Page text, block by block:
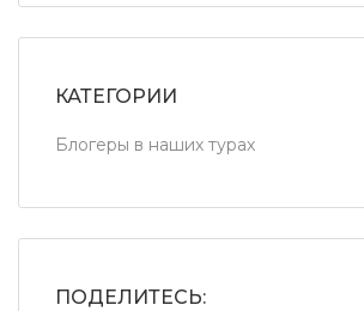
КАТЕГОРИИ
Блогеры в наших турах
ПОДЕЛИТЕСЬ: